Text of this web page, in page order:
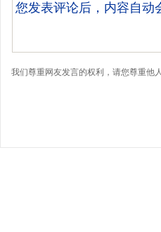
我们尊重网友发言的权利，请您尊重他